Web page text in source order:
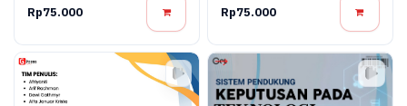
Rp75.000 Rp75.000